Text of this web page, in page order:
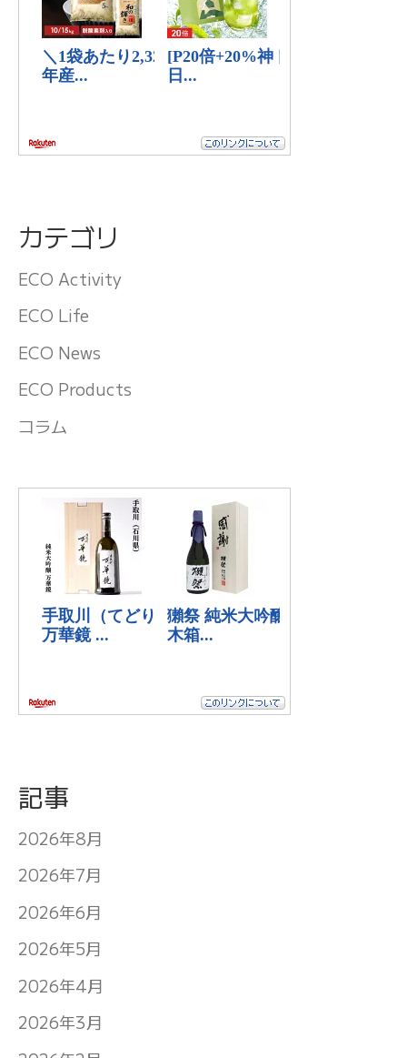
カテゴリ
ECO Activity
ECO Life
ECO News
ECO Products
コラム
記事
2026年8月
2026年7月
2026年6月
2026年5月
2026年4月
2026年3月